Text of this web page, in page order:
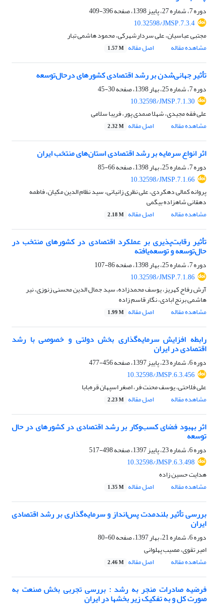
دوره 7، شماره 27، پاییز 1398، صفحه
396-409
10.32598/JMSP.7.3.4
مجتبی عباسیان، علی سردارشهرکی، محمود هاشمی تبار
مشاهده مقاله
اصل مقاله 1.57 M
تأثیر جهانی‌شدن بر رشد اقتصادی کشورهای درحال‌توسعه
دوره 7، شماره 25، بهار 1398، صفحه
30-45
10.32598/JMSP.7.1.30
علی فقه مجیدی، شهلا صمدی پور، فریبا سلامی
مشاهده مقاله
اصل مقاله 2.32 M
اثر انواع سرمایه بر رشد اقتصادی استان‌های منتخب ایران
دوره 7، شماره 25، بهار 1398، صفحه
66-85
10.32598/JMSP.7.1.66
پروانه کمالی دهکردی، علی نظری زانیانی، سید نظام الدین مکیان، فاطمه
دهقانی شاهزاده بیگمی
مشاهده مقاله
اصل مقاله 2.18 M
تأثیر رقابت‌پذیری بر عملکرد اقتصادی در کشورهای منتخب در
حال‌توسعه و توسعه‌یافته
دوره 7، شماره 25، بهار 1398، صفحه
86-107
10.32598/JMSP.7.1.86
آرش رفاح کهریز، یوسف محمدزاده، سید جمال الدین محسنی زنوزی، نیر
هاشمی برنج ابادی، نگار قاسم زاده
مشاهده مقاله
اصل مقاله 1.99 M
رابطه افزایش سرمایه‌گذاری بخش دولتی و خصوصی با رشد
اقتصادی در ایران
دوره 6، شماره 23، پاییز 1397، صفحه
456-477
10.32598/JMSP.6.3.456
علی فلاحتی، یوسف محنت فر، اصغر اسپهان قره‌بابا
مشاهده مقاله
اصل مقاله 2.23 M
اثر بهبود فضای کسب‌وکار بر رشد اقتصادی در کشورهای در حال
توسعه
دوره 6، شماره 23، پاییز 1397، صفحه
498-517
10.32598/JMSP.6.3.498
هدایت حسین زاده
مشاهده مقاله
اصل مقاله 1.35 M
بررسی تأثیر بلندمدت پس‌انداز و سرمایه‌گذاری بر رشد اقتصادی
ایران
دوره 6، شماره 21، بهار 1397، صفحه
60-80
امیر تقوی، مصیب پهلوانی
مشاهده مقاله
اصل مقاله 2.46 M
فرضیه صادرات منجر به رشد : بررسی تجربی بخش صنعت به
صورت کل و به تفکیک زیر بخشها در ایران